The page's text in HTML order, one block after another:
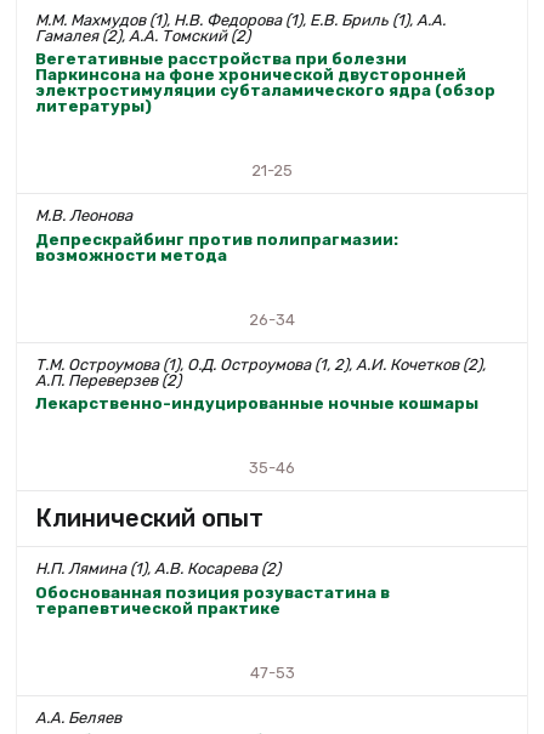
М.М. Махмудов (1), Н.В. Федорова (1), Е.В. Бриль (1), А.А.
Гамалея (2), А.А. Томский (2)
Вегетативные расстройства при болезни
Паркинсона на фоне хронической двусторонней
электростимуляции субталамического ядра (обзор
литературы)
21-25
М.В. Леонова
Депрескрайбинг против полипрагмазии:
возможности метода
26-34
Т.М. Остроумова (1), О.Д. Остроумова (1, 2), А.И. Кочетков (2),
А.П. Переверзев (2)
Лекарственно-индуцированные ночные кошмары
35-46
Клинический опыт
Н.П. Лямина (1), А.В. Косарева (2)
Обоснованная позиция розувастатина в
терапевтической практике
47-53
А.А. Беляев